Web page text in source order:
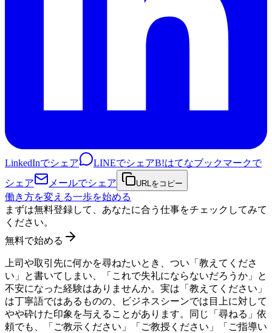
LinkedInでシェア LINEでシェアB!はてなブックマークで
シェア
メールでシェア URLをコピー
働き方を変える一歩を始める
まずは無料登録して、あなたに合う仕事をチェックしてみて
ください。
無料で始める
上司や取引先に何かを尋ねたいとき、つい「教えてくださ
い」と書いてしまい、「これで失礼にならないだろうか」と
不安になった経験はありませんか。実は「教えてください」
は丁寧語ではあるものの、ビジネスシーンでは目上に対して
やや砕けた印象を与えることがあります。同じ「尋ねる」依
頼でも、「ご教示ください」「ご教授ください」「ご指導い